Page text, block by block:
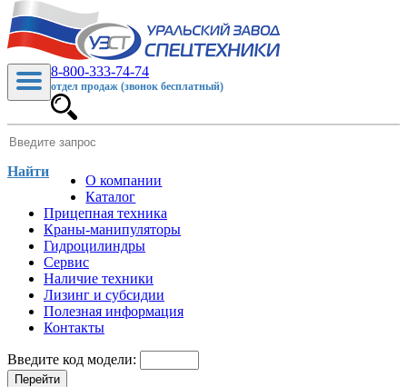
8-800-333-74-74
отдел продаж (звонок бесплатный)
Найти
О компании
Каталог
Прицепная техника
Краны-манипуляторы
Гидроцилиндры
Сервис
Наличие техники
Лизинг и субсидии
Полезная информация
Контакты
Введите код модели:
Перейти